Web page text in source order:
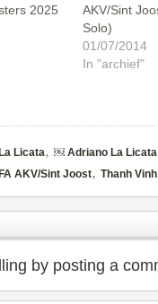
2025
AKV/Sint
Solo)
01/07/2014
In "archief"
Licata, ￼ Adriano La
AKV/Sint Joost, Thanh Vinh
by posting a